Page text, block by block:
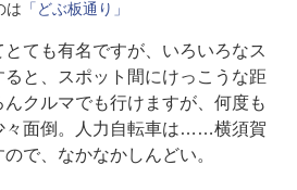
は 「どぶ板通り」
ても有名ですが、いろいろなス
と、スポット間にけっこうな距
クルマでも行けますが、何度も
々面倒。人力自転車は……横須賀
で、なかなかしんどい。